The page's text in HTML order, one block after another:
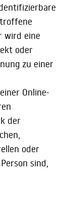
wird eine
oder
zu einer
Online-
der
oder
sind,